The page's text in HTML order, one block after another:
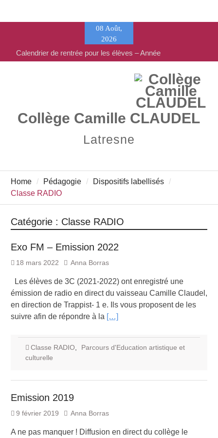
content
08 Août,
2026
Calendrier de rentrée pour les élèves – Année
scolaire 2026-2027
Liste des fournitures 2026-2027 – Collège
Vente de fournitures scolaires – PEEP & Bureau
Collège Camille CLAUDEL
Latresne
Home Pédagogie
Dispositifs labellisés
Classe RADIO
Catégorie : Classe RADIO
Exo FM – Emission 2022
18 mars 2022 Anna Borras
Les élèves de 3C (2021-2022) ont enregistré une
émission de radio en direct du vaisseau Camille Claudel,
en direction de Trappist- 1 e. Ils vous proposent de les
suivre afin de répondre à la […]
Classe RADIO
Parcours d'Education artistique et
culturelle
Emission 2019
9 février 2019 Anna Borras
A ne pas manquer ! Diffusion en direct du collège le